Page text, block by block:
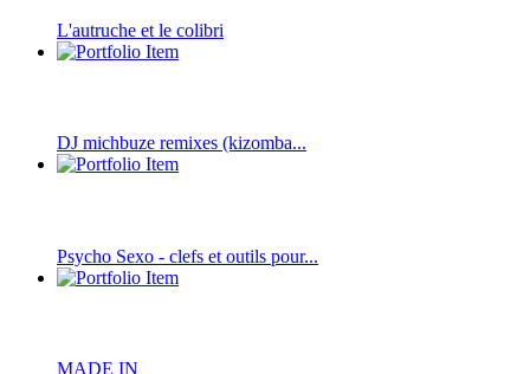
L'autruche et le colibri
DJ michbuze remixes (kizomba...
Psycho Sexo - clefs et outils pour...
MADE IN